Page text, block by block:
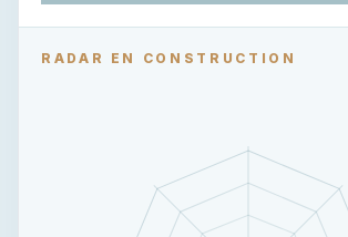
RADAR EN CONSTRUCTION